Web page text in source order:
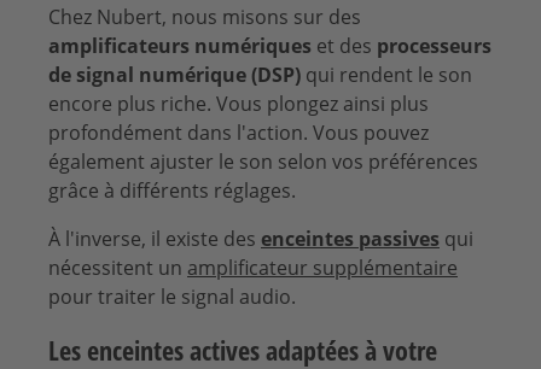
Chez Nubert, nous misons sur des
amplificateurs numériques et des processeurs
de signal numérique (DSP) qui rendent le son
encore plus riche. Vous plongez ainsi plus
profondément dans l'action. Vous pouvez
également ajuster le son selon vos préférences
grâce à différents réglages.
À l'inverse, il existe des enceintes passives qui
nécessitent un amplificateur supplémentaire
pour traiter le signal audio.
Les enceintes actives adaptées à votre